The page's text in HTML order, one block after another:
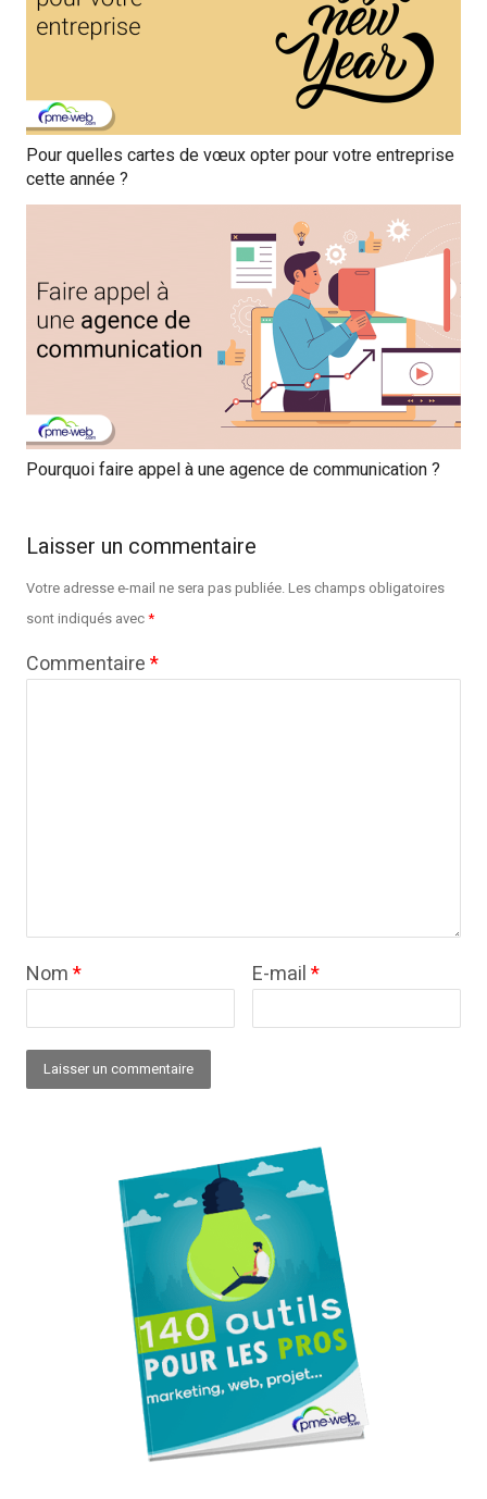
Pour quelles cartes de vœux opter pour votre entreprise
cette année ?
Pourquoi faire appel à une agence de communication ?
Laisser un commentaire
Votre adresse e-mail ne sera pas publiée.Les champs obligatoires
sont indiqués avec*
Commentaire*
Nom* E-mail*